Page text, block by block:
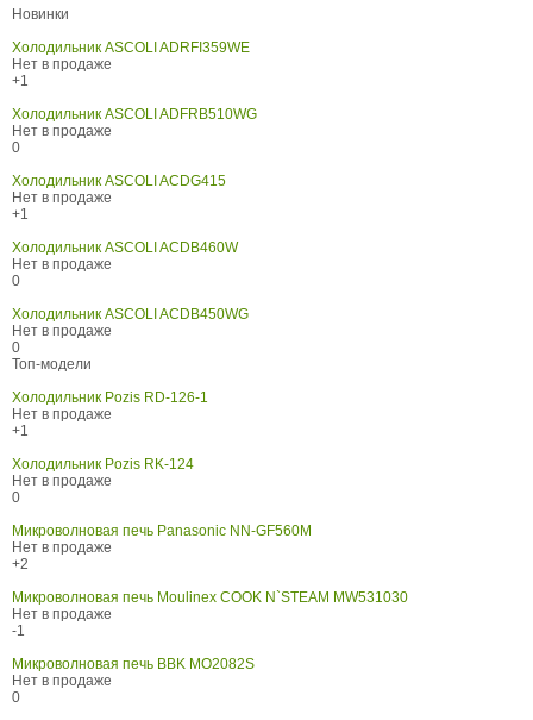
Новинки
Холодильник ASCOLI ADRFI359WE
Нет в продаже
+1
Холодильник ASCOLI ADFRB510WG
Нет в продаже
0
Холодильник ASCOLI ACDG415
Нет в продаже
+1
Холодильник ASCOLI ACDB460W
Нет в продаже
0
Холодильник ASCOLI ACDB450WG
Нет в продаже
0
Топ-модели
Холодильник Pozis RD-126-1
Нет в продаже
+1
Холодильник Pozis RK-124
Нет в продаже
0
Микроволновая печь Panasonic NN-GF560M
Нет в продаже
+2
Микроволновая печь Moulinex COOK N`STEAM MW531030
Нет в продаже
-1
Микроволновая печь BBK MO2082S
Нет в продаже
0